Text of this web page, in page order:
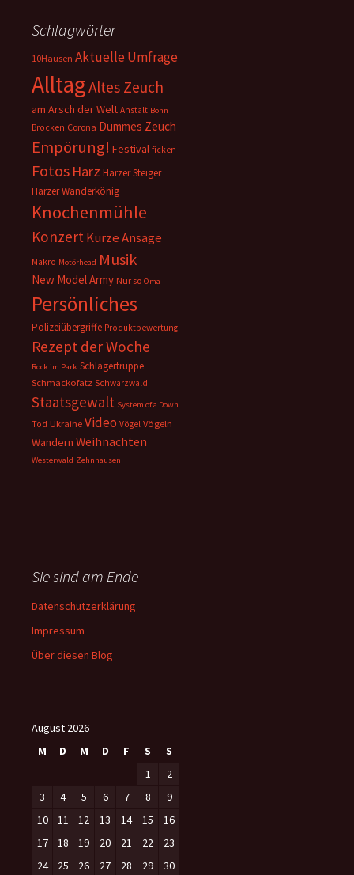
Schlagwörter
10Hausen Aktuelle Umfrage
AlltagAltes Zeuch
am Arsch der Welt Anstalt Bonn
Brocken Corona Dummes Zeuch
Empörung! Festival ficken
Fotos Harz Harzer Steiger
Harzer Wanderkönig
Knochenmühle
Konzert Kurze Ansage
Makro Motörhead Musik
New Model Army Nur so Oma
Persönliches
Polizeiübergriffe Produktbewertung
Rezept der Woche
Rock im Park Schlägertruppe
Schmackofatz Schwarzwald
Staatsgewalt System of a Down
Tod Ukraine Video Vögel Vögeln
Wandern Weihnachten
Westerwald Zehnhausen
Sie sind am Ende
Datenschutzerklärung
Impressum
Über diesen Blog
August 2026
M
D M D F S
S
1
2
3
4 5 6 7 8
9
10
11 12 13 14 15
16
17
18 19 20 21 22
23
24
25 26 27 28 29 30